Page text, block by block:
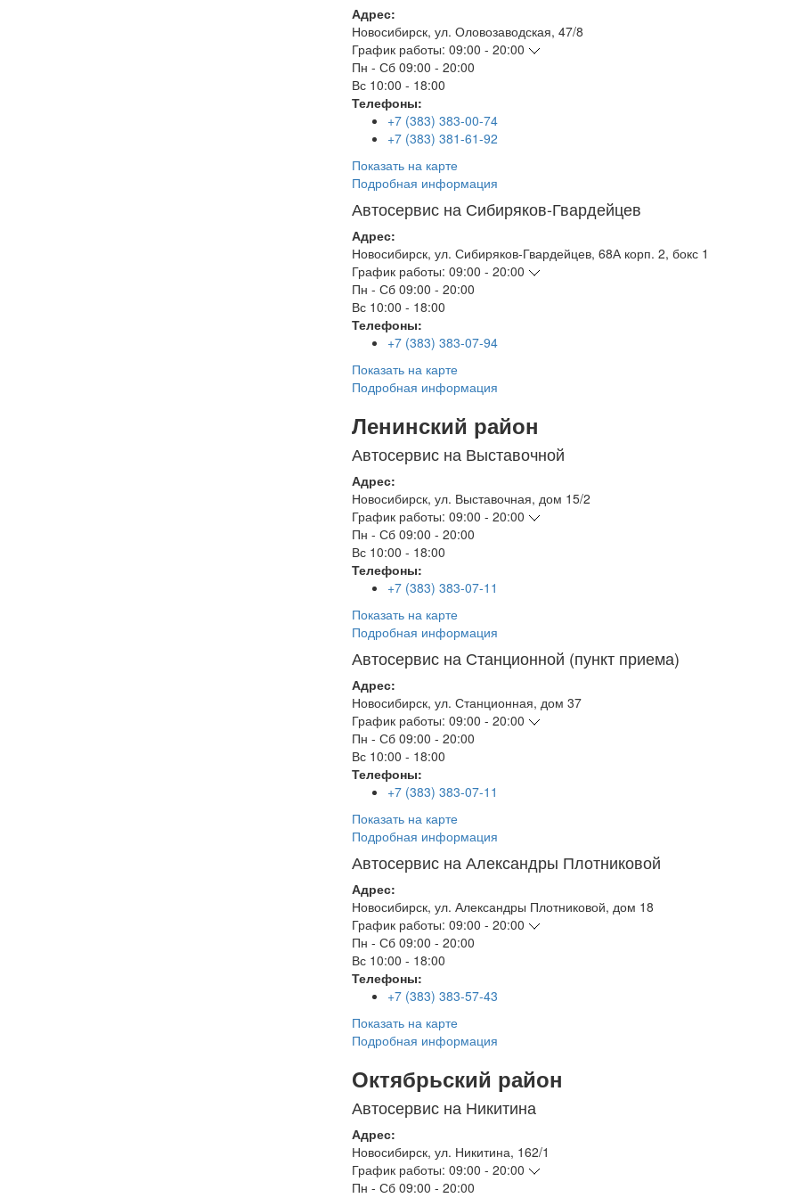
Адрес:
Новосибирск, ул. Оловозаводская, 47/8
График работы: 09:00 - 20:00
Пн - Сб 09:00 - 20:00
Вс 10:00 - 18:00
Телефоны:
+7 (383) 383-00-74
+7 (383) 381-61-92
Показать на карте
Подробная информация
Автосервис на Сибиряков-Гвардейцев
Адрес:
Новосибирск, ул. Сибиряков-Гвардейцев, 68А корп. 2, бокс 1
График работы: 09:00 - 20:00
Пн - Сб 09:00 - 20:00
Вс 10:00 - 18:00
Телефоны:
+7 (383) 383-07-94
Показать на карте
Подробная информация
Ленинский район
Автосервис на Выставочной
Адрес:
Новосибирск, ул. Выставочная, дом 15/2
График работы: 09:00 - 20:00
Пн - Сб 09:00 - 20:00
Вс 10:00 - 18:00
Телефоны:
+7 (383) 383-07-11
Показать на карте
Подробная информация
Автосервис на Станционной (пункт приема)
Адрес:
Новосибирск, ул. Станционная, дом 37
График работы: 09:00 - 20:00
Пн - Сб 09:00 - 20:00
Вс 10:00 - 18:00
Телефоны:
+7 (383) 383-07-11
Показать на карте
Подробная информация
Автосервис на Александры Плотниковой
Адрес:
Новосибирск, ул. Александры Плотниковой, дом 18
График работы: 09:00 - 20:00
Пн - Сб 09:00 - 20:00
Вс 10:00 - 18:00
Телефоны:
+7 (383) 383-57-43
Показать на карте
Подробная информация
Октябрьский район
Автосервис на Никитина
Адрес:
Новосибирск, ул. Никитина, 162/1
График работы: 09:00 - 20:00
Пн - Сб 09:00 - 20:00